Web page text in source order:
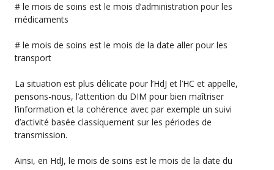
# le mois de soins est le mois d’administration pour les
médicaments
# le mois de soins est le mois de la date aller pour les
transport
La situation est plus délicate pour l’HdJ et l’HC et appelle,
pensons-nous, l’attention du DIM pour bien maîtriser
l’information et la cohérence avec par exemple un suivi
d’activité basée classiquement sur les périodes de
transmission.
Ainsi, en HdJ, le mois de soins est le mois de la date du